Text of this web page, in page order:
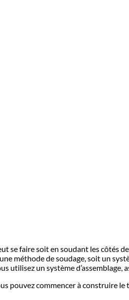
se faire soit en soudant les côtés
méthode de soudage, soit un
utilisez un système
pouvez commencer à